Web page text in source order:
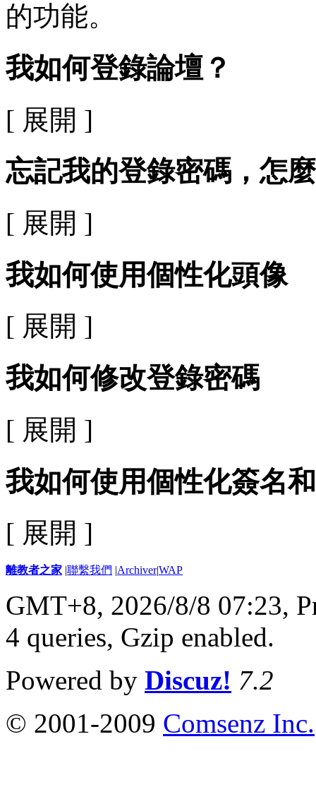
的功能。
我如何登錄論壇？
[ 展開 ]
忘記我的登錄密碼，怎
[ 展開 ]
我如何使用個性化頭像
[ 展開 ]
我如何修改登錄密碼
[ 展開 ]
我如何使用個性化簽名
[ 展開 ]
離教者之家 |聯繫我們 |Archiver|WAP
GMT+8, 2026/8/8 07:23,
4 queries, Gzip enabled.
Powered by Discuz! 7.2
© 2001-2009 Comsenz Inc.